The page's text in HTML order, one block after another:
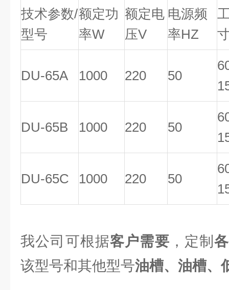
技术参数/
型号
额定功
率W
额定电
压V
电源频
率HZ
DU-65A 1000 220 50
DU-65B 1000 220 50
DU-65C 1000 220 50
我公司可根据客户需要 ，定制
该型号和其他型号油槽、油槽、